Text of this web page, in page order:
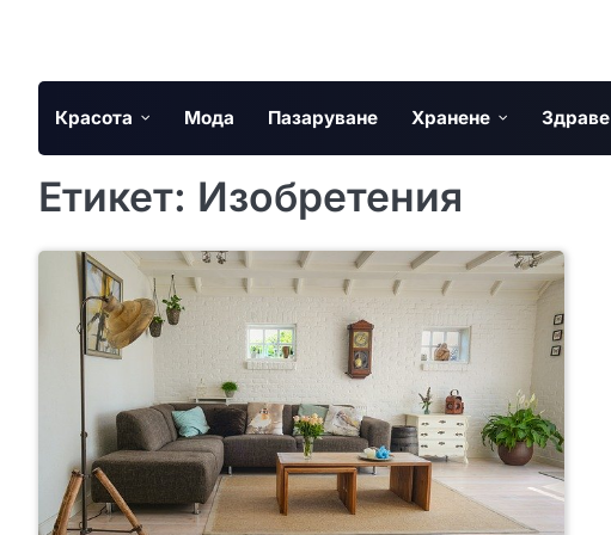
Красота Мода Пазаруване Хранене Здраве
Етикет: Изобретения